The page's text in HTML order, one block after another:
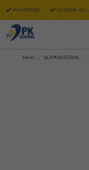
Kvalitetsprodukter Snabba leveranser
Hem SLIPMATERIAL